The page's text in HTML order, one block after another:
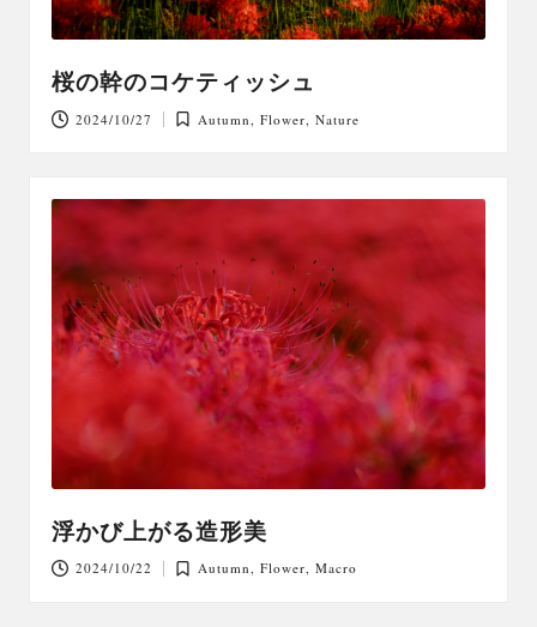
桜の幹のコケティッシュ
2024/10/27
Posted
Autumn ,Flower ,Nature
浮かび上がる造形美
2024/10/22
Posted
Autumn,Flower,Macro